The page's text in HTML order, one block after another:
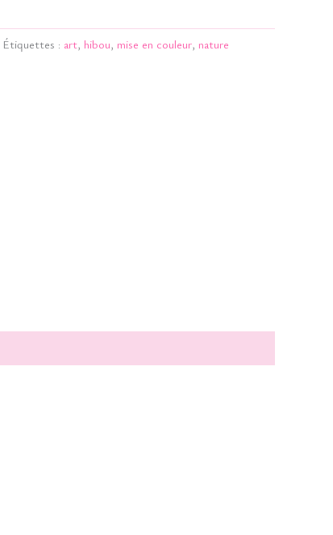
Étiquettes : art, hibou, mise en couleur, nature